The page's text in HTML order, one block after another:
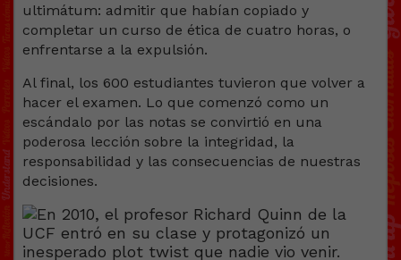
ultimátum: admitir que habían copiado y
completar un curso de ética de cuatro horas, o
enfrentarse a la expulsión.
Al final, los 600 estudiantes tuvieron que volver a
hacer el examen. Lo que comenzó como un
escándalo por las notas se convirtió en una
poderosa lección sobre la integridad, la
responsabilidad y las consecuencias de nuestras
decisiones.